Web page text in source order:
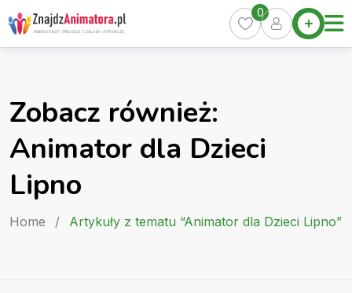
Skip
to
content
Home
Oferty
Kurs
0
Zobacz również:
Animator dla Dzieci
Lipno
Home / Artykuły z tematu “Animator dla Dzieci Lipno”